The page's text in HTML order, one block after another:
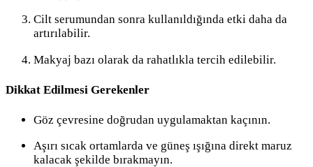
Cilt serumundan sonra kullanıldığında etki daha da
artırılabilir.
Makyaj bazı olarak da rahatlıkla tercih edilebilir.
Dikkat Edilmesi Gerekenler
Göz çevresine doğrudan uygulamaktan kaçının.
Aşırı sıcak ortamlarda ve güneş ışığına direkt maruz
kalacak şekilde bırakmayın.